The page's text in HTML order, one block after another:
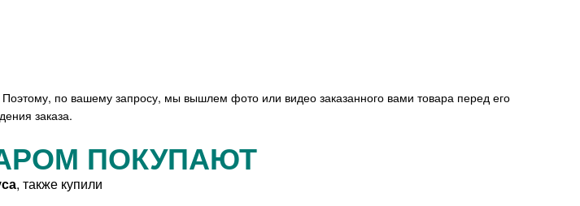
по вашему запросу, мы вышлем фото или видео заказанного вами товара перед его
заказа.
ПОКУПАЮТ
, также купили